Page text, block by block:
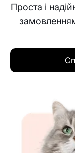
Проста і